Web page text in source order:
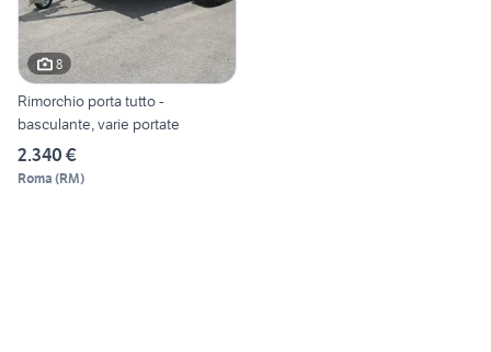
8
Rimorchio porta tutto -
basculante, varie portate
2.340 €
Roma (RM)